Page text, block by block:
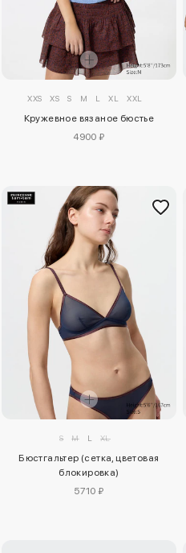
XXS XS S M L XL XXL
Кружевное вязаное бюстье
4900 ₽
S M L XL
Бюстгальтер (сетка, цветовая
блокировка)
5710 ₽